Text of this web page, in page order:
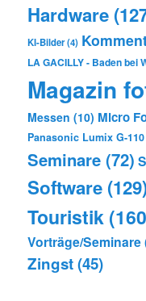
Hardware
KI-Bilder(4)
LA GACILLY - Baden bei
Magazin
Messen (10) Micro
Panasonic Lumix G-110
Seminare (72)
Software
Touristik
Vorträge/Seminare
Zingst(45)